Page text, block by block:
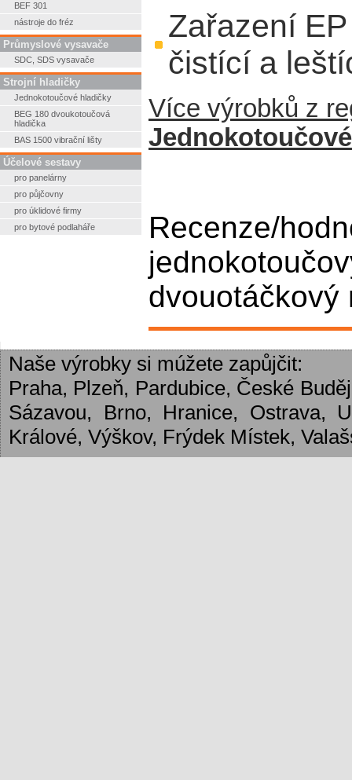
BEF 301
nástroje do fréz
Průmyslové vysavače
SDC, SDS vysavače
Strojní hladičky
Jednokotoučové hladičky
BEG 180 dvoukotoučová
hladička
BAS 1500 vibrační lišty
Účelové sestavy
pro panelárny
pro půjčovny
pro úklidové firmy
pro bytové podlaháře
Zařazení
čistící a
Více výrobků z
Recenze/
dvouotáčkový
Naše výrobky si múžete zapůjčit:
Praha, Plzeň, Pardubice, České
Sázavou, Brno, Hranice, Ostrava,
Králové, Výškov, Frýdek Místek,